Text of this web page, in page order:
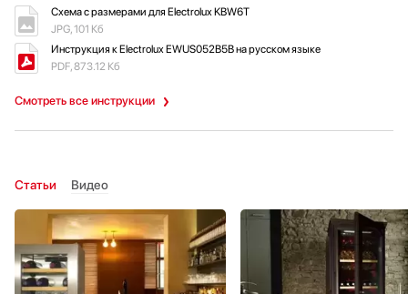
Смотреть все инструкции
Схема с размерами для Electrolux KBW6T
JPG, 101 Кб
Инструкция к Electrolux EWUS052B5B на русском языке
PDF, 873.12 Кб
Статьи Видео